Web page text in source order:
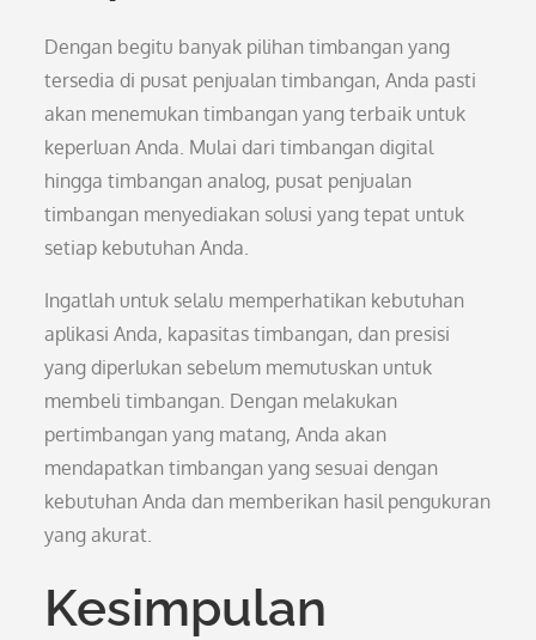
Dengan begitu banyak pilihan timbangan yang
tersedia di pusat penjualan timbangan, Anda pasti
akan menemukan timbangan yang terbaik untuk
keperluan Anda. Mulai dari timbangan digital
hingga timbangan analog, pusat penjualan
timbangan menyediakan solusi yang tepat untuk
setiap kebutuhan Anda.
Ingatlah untuk selalu memperhatikan kebutuhan
aplikasi Anda, kapasitas timbangan, dan presisi
yang diperlukan sebelum memutuskan untuk
membeli timbangan. Dengan melakukan
pertimbangan yang matang, Anda akan
mendapatkan timbangan yang sesuai dengan
kebutuhan Anda dan memberikan hasil pengukuran
yang akurat.
Kesimpulan